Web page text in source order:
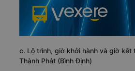
c. Lộ trình, giờ khởi hành và giờ kết
Thành Phát (Bình Định)